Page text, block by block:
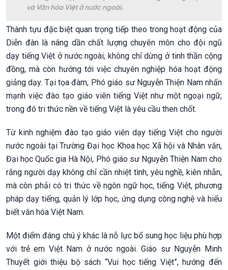
và Văn hóa Việt ở nước ngoài.
Thành tựu đặc biệt quan trọng tiếp theo trong hoạt động của
Diễn đàn là nâng dần chất lượng chuyên môn cho đội ngũ
dạy tiếng Việt ở nước ngoài, không chỉ dừng ở tinh thần cộng
đồng, mà còn hướng tới việc chuyên nghiệp hóa hoạt động
giảng dạy. Tại tọa đàm, Phó giáo sư Nguyễn Thiện Nam nhấn
mạnh việc đào tạo giáo viên tiếng Việt như một ngoại ngữ,
trong đó tri thức nền về tiếng Việt là yêu cầu then chốt.
Từ kinh nghiệm đào tạo giáo viên dạy tiếng Việt cho người
nước ngoài tại Trường Đại học Khoa học Xã hội và Nhân văn,
Đại học Quốc gia Hà Nội, Phó giáo sư Nguyễn Thiện Nam cho
rằng người dạy không chỉ cần nhiệt tình, yêu nghề, kiên nhẫn,
mà còn phải có tri thức về ngôn ngữ học, tiếng Việt, phương
pháp dạy tiếng, quản lý lớp học, ứng dụng công nghệ và hiểu
biết văn hóa Việt Nam.
Một điểm đáng chú ý khác là nỗ lực bổ sung học liệu phù hợp
với trẻ em Việt Nam ở nước ngoài. Giáo sư Nguyễn Minh
Thuyết giới thiệu bộ sách “Vui học tiếng Việt”, hướng đến